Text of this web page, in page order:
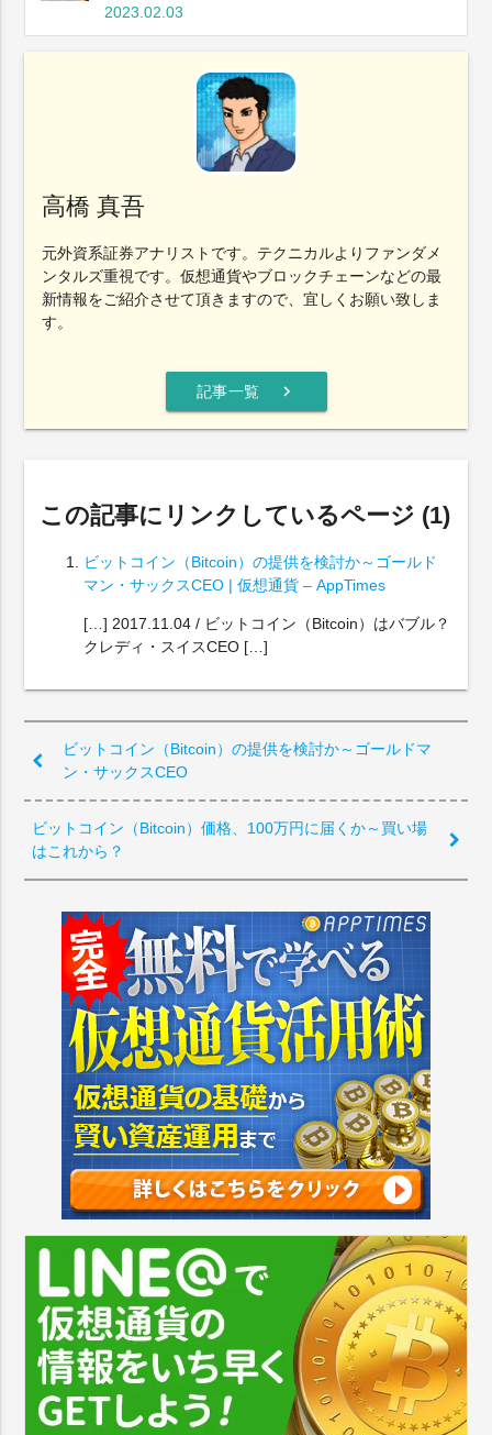
2023.02.03
高橋 真吾
元外資系証券アナリストです。テクニカルよりファンダメ
ンタルズ重視です。仮想通貨やブロックチェーンなどの最
新情報をご紹介させて頂きますので、宜しくお願い致しま
す。
記事一覧 chevron_right
この記事にリンクしているページ (1)
ビットコイン（Bitcoin）の提供を検討か～ゴールド
マン・サックスCEO | 仮想通貨 – AppTimes
[…] 2017.11.04 / ビットコイン（Bitcoin）はバブル？
クレディ・スイスCEO […]
ビットコイン（Bitcoin）の提供を検討か～ゴールドマ
ン・サックスCEO
ビットコイン（Bitcoin）価格、100万円に届くか～買い場
はこれから？